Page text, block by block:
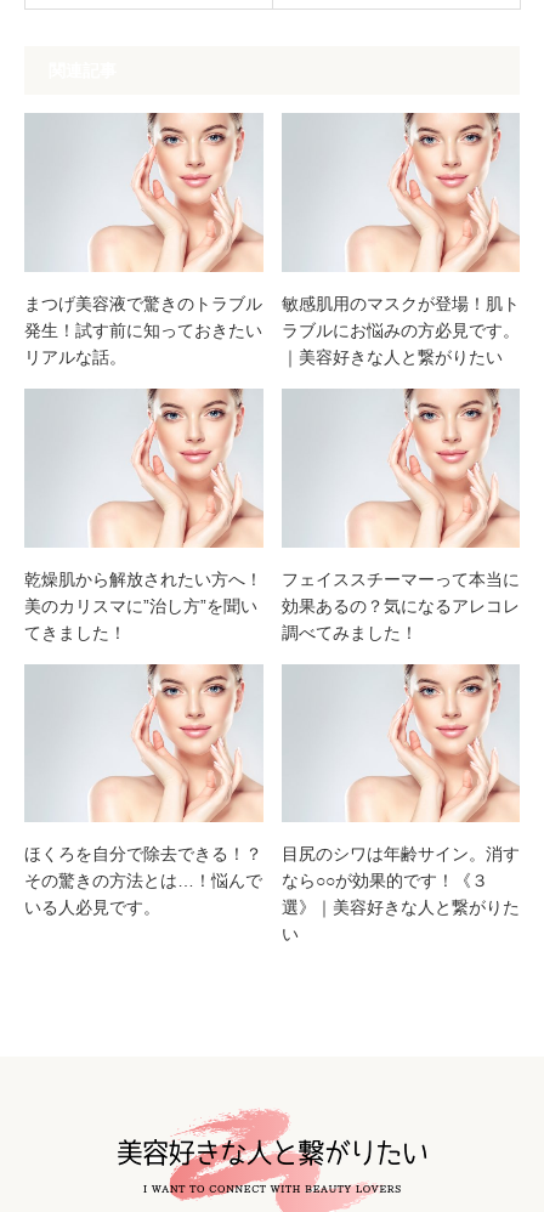
まつげ美容液で驚きのトラブル
発生！試す前に知っておきたい
リアルな話。
敏感肌用のマスクが登場！肌ト
ラブルにお悩みの方必見です。
｜美容好きな人と繋がりたい
乾燥肌から解放されたい方へ！
美のカリスマに”治し方”を聞い
てきました！
フェイススチーマーって本当に
効果あるの？気になるアレコレ
調べてみました！
ほくろを自分で除去できる！？
その驚きの方法とは…！悩んで
いる人必見です。
目尻のシワは年齢サイン。消す
なら○○が効果的です！《３
選》｜美容好きな人と繋がりた
い